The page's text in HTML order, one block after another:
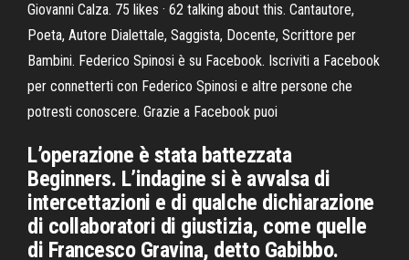
Giovanni Calza. 75 likes · 62 talking about this. Cantautore,
Poeta, Autore Dialettale, Saggista, Docente, Scrittore per
Bambini. Federico Spinosi è su Facebook. Iscriviti a Facebook
per connetterti con Federico Spinosi e altre persone che
potresti conoscere. Grazie a Facebook puoi
L’operazione è stata battezzata
Beginners. L’indagine si è avvalsa di
intercettazioni e di qualche dichiarazione
di collaboratori di giustizia, come quelle
di Francesco Gravina, detto Gabibbo.